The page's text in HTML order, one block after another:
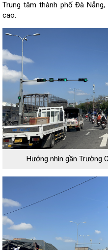
Trung tâm thành phố Đà
cao.
Hướng nhìn gần Trường